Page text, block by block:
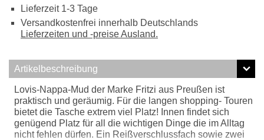
Lieferzeit 1-3 Tage
Versandkostenfrei innerhalb Deutschlands
Lieferzeiten und -preise Ausland.
Artikelbeschreibung
Lovis-Nappa-Mud der Marke Fritzi aus Preußen ist
praktisch und geräumig. Für die langen shopping- Touren
bietet die Tasche extrem viel Platz! Innen findet sich
genügend Platz für all die wichtigen Dinge die im Alltag
nicht fehlen dürfen. Ein Reißverschlussfach sowie zwei